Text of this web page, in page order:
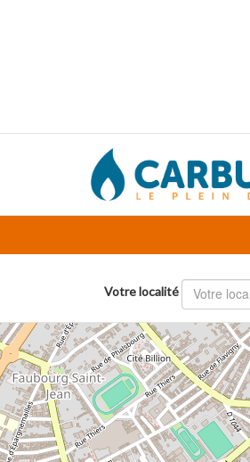
Votre localité Votre